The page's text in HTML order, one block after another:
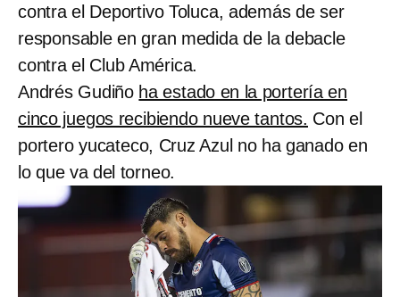
contra el Deportivo Toluca, además de ser
responsable en gran medida de la debacle
contra el Club América.
Andrés Gudiño ha estado en la portería en
cinco juegos recibiendo nueve tantos. Con el
portero yucateco, Cruz Azul no ha ganado en
lo que va del torneo.